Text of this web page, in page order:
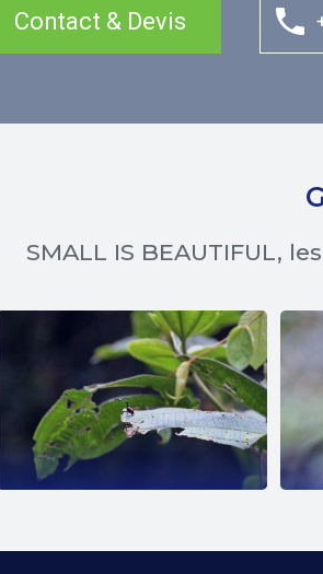
Contact & Devis
SMALL IS BEAUTIFUL,